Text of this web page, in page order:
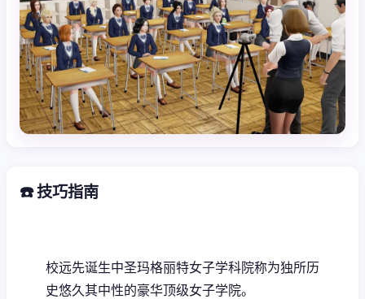
☎️ 技巧指南
校远先诞生中圣玛格丽特女子学科院称为独所历
史悠久其中性的豪华顶级女子学院。